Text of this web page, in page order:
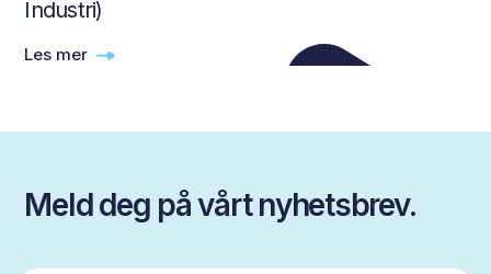
Industri)
Les mer
Meld deg på vårt nyhetsbrev.